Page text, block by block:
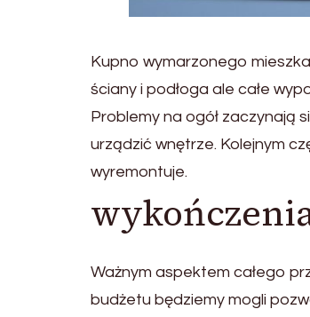
Kupno wymarzonego
ściany i podłoga ale całe
Problemy na ogół zaczynają
urządzić wnętrze. Kolejnym
wyremontuje.
Ważnym aspektem całego
budżetu będziemy mogli